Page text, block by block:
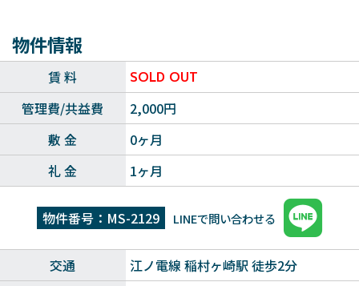
物件情報
賃 料 SOLD OUT
管理費/共益費
2,000円
敷 金
0ヶ月
礼 金
1ヶ月
物件番号：MS-2129 LINEで問い合わせる
交通
江ノ電線 稲村ヶ崎駅 徒歩2分